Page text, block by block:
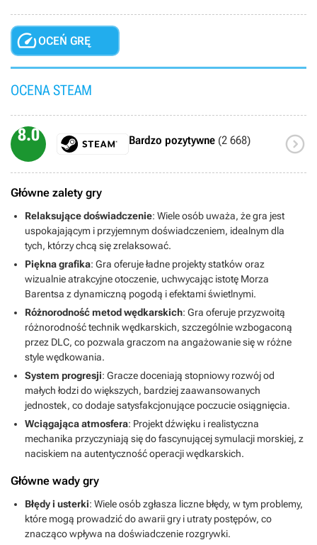
OCEŃ GRĘ
OCENA STEAM
8.0 Bardzo pozytywne (2 668) 
Główne zalety gry
Relaksujące doświadczenie: Wiele osób uważa, że gra jest
uspokajającym i przyjemnym doświadczeniem, idealnym dla
tych, którzy chcą się zrelaksować.
Piękna grafika: Gra oferuje ładne projekty statków oraz
wizualnie atrakcyjne otoczenie, uchwycając istotę Morza
Barentsa z dynamiczną pogodą i efektami świetlnymi.
Różnorodność metod wędkarskich: Gra oferuje przyzwoitą
różnorodność technik wędkarskich, szczególnie wzbogaconą
przez DLC, co pozwala graczom na angażowanie się w różne
style wędkowania.
System progresji: Gracze doceniają stopniowy rozwój od
małych łodzi do większych, bardziej zaawansowanych
jednostek, co dodaje satysfakcjonujące poczucie osiągnięcia.
Wciągająca atmosfera: Projekt dźwięku i realistyczna
mechanika przyczyniają się do fascynującej symulacji morskiej, z
naciskiem na autentyczność operacji wędkarskich.
Główne wady gry
Błędy i usterki: Wiele osób zgłasza liczne błędy, w tym problemy,
które mogą prowadzić do awarii gry i utraty postępów, co
znacząco wpływa na doświadczenie rozgrywki.